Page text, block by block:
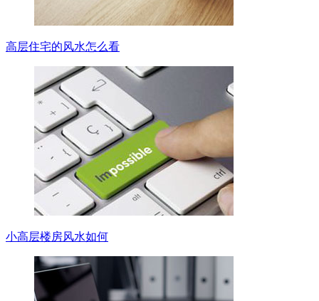
高层住宅的风水怎么看
小高层楼房风水如何